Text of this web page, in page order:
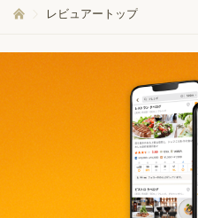
レビュアートップ